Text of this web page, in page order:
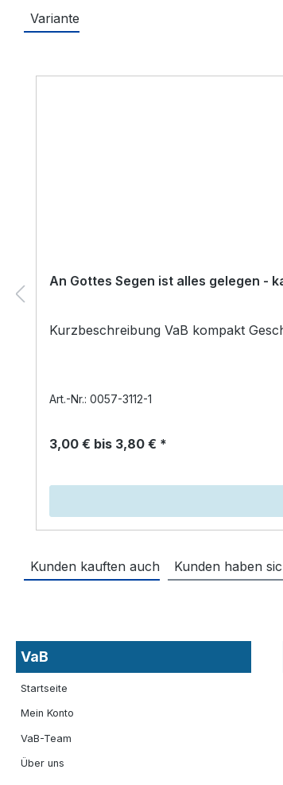
Variante
An Gottes Segen ist alles gelegen -
Kurzbeschreibung VaB kompakt
Art.-Nr.: 0057-3112-1
3,00 € bis 3,80 € *
Kunden kauften auch Kunden haben
VaB
Startseite
Mein Konto
VaB-Team
Über uns